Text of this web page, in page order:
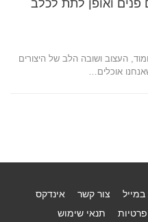
פנים ואופן לתת לכלב
העצוב ושובה הלב של היצורים
אוכלים…
צור קשר
אינדקס
פרטיות
תנאי שימוש